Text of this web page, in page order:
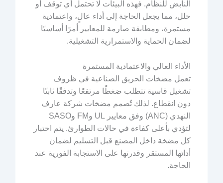
النابض للنظام. فهذه البيئات لا تحتمل أي توقف أو
خلل، مما يجعل الحاجة إلى أداء عالٍ، واعتمادية
مستمرة، ومطابقة صارمة للمعايير أمرًا أساسيًا
لضمان الحماية والاستمرارية التشغيلية.
الأداء العالي والاعتمادية المستمرة
تعمل مضخات الحريق الصناعية في ظروف
تشغيل قاسية تتطلب ضغطًا مرتفعًا وتدفقًا ثابتًا
دون انقطاع. لذلك تُصمم مضخات شركة عارف
النهدي (ANC) وفق معايير UL وFM وSASO
لتؤدي بأعلى كفاءة في حالات الطوارئ. يتم اختبار
كل مضخة داخل المصنع قبل التسليم لضمان
أدائها المستقر وقدرتها على الاستجابة الفورية عند
الحاجة.